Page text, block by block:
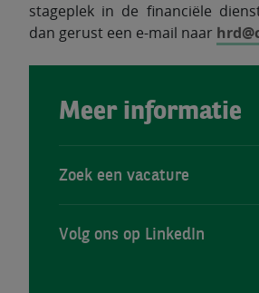
stageplek in de financiële
dan gerust een e-mail naar
Meer informatie
Zoek een vacature
Volg ons op LinkedIn